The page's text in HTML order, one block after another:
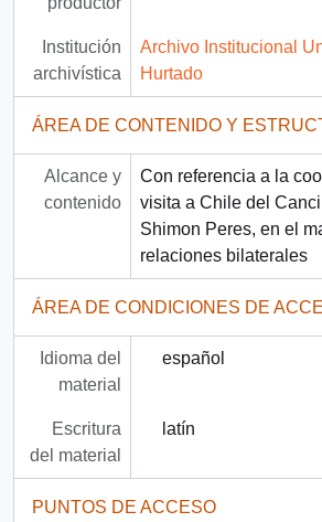
Institución
archivística
Archivo Institucional
Hurtado
ÁREA DE CONTENIDO Y
Alcance y
contenido
Con referencia a la
visita a Chile del
Shimon Peres, en el
relaciones bilaterales
ÁREA DE CONDICIONES DE
Idioma del
material
español
Escritura
del material
latín
PUNTOS DE ACCESO